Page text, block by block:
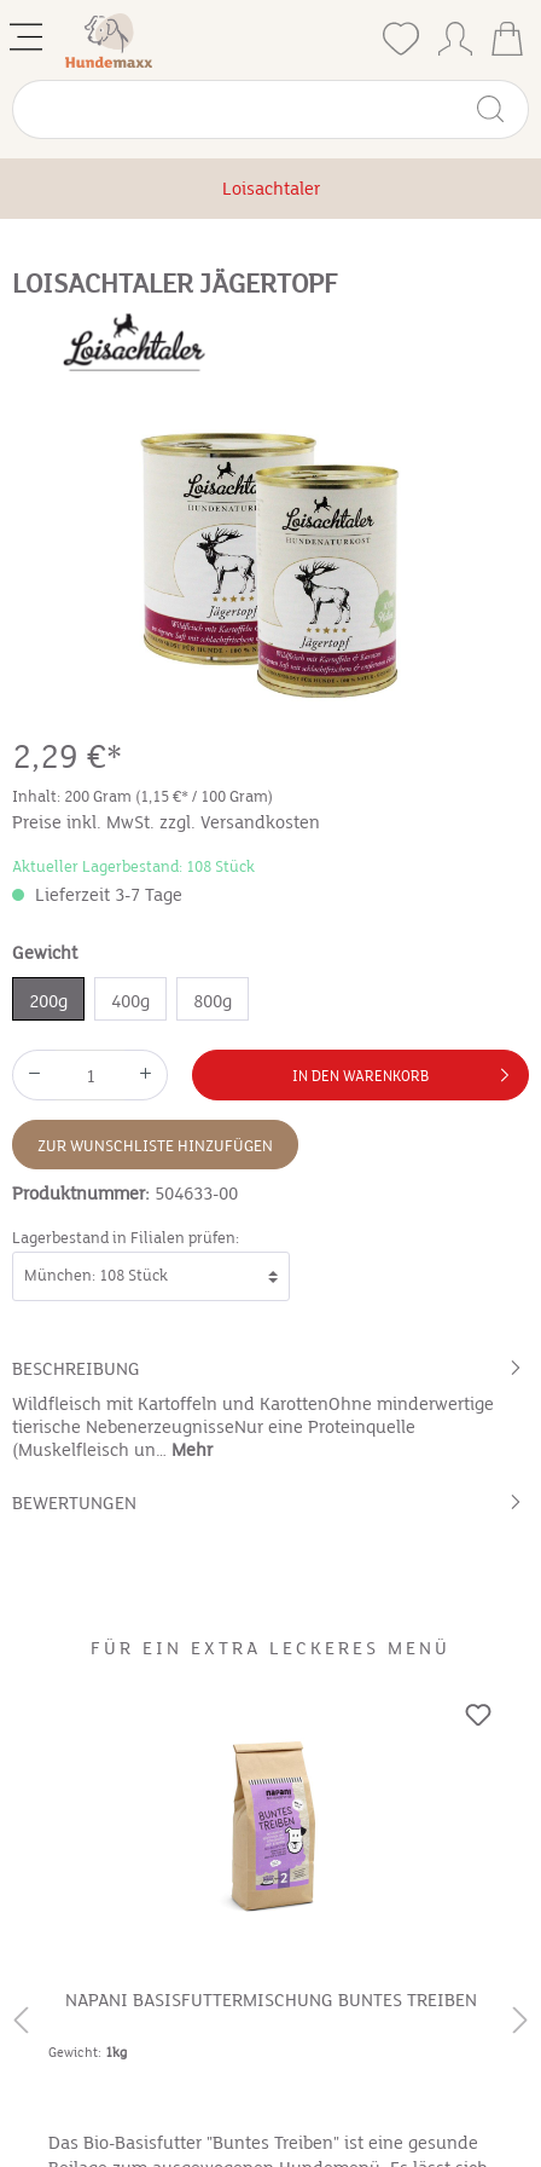
Loisachtaler
LOISACHTALER JÄGERTOPF
2,29 €*
Inhalt: 200 Gram (1,15 €* / 100 Gram)
Preise inkl. MwSt. zzgl. Versandkosten
Aktueller Lagerbestand: 108 Stück
Lieferzeit 3-7 Tage
Gewicht
200g 400g 800g
IN DEN WARENKORB
ZUR WUNSCHLISTE HINZUFÜGEN
Produktnummer: 504633-00
Lagerbestand in Filialen prüfen:
BESCHREIBUNG
Wildfleisch mit Kartoffeln und KarottenOhne minderwertige
tierische NebenerzeugnisseNur eine Proteinquelle
(Muskelfleisch un… Mehr
BEWERTUNGEN
FÜR EIN EXTRA LECKERES MENÜ
NAPANI BASISFUTTERMISCHUNG BUNTES TREIBEN
Gewicht: 1kg
Das Bio-Basisfutter "Buntes Treiben" ist eine gesunde